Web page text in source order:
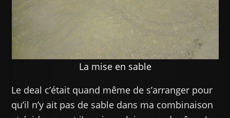
La mise en sable
Le deal c’était quand même de s’arranger pour
qu’il n’y ait pas de sable dans ma combinaison